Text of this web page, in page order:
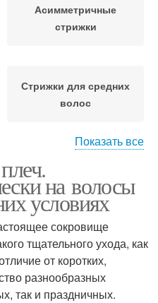
Асимметричные
стрижки
Стрижки для средних
волос
Модные дополнения
Тенденции в стрижках
Показать все
на волосы
условиях
сокровище
тщательного ухода, как
от коротких,
разнообразных
так и праздничных.